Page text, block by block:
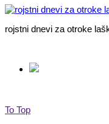
rojstni dnevi za otroke
To Top